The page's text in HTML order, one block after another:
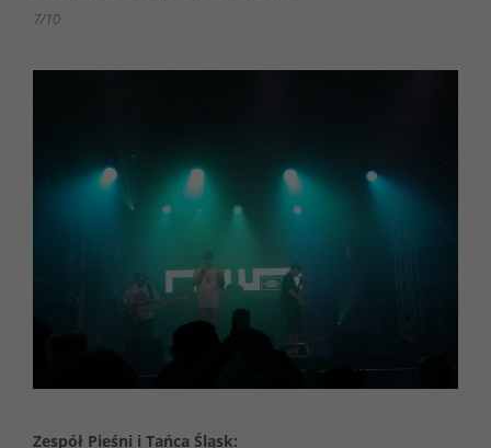
7/10
Zespół Pieśni i Tańca Śląsk: